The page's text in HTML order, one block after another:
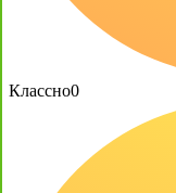
Классно0